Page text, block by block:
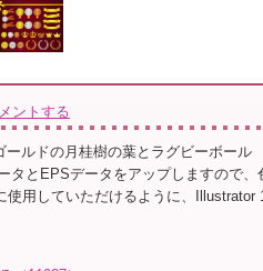
ントする
ールドの月桂樹の葉とラグビーボー
タとEPSデータをアップしますので、
使用していただけるように、Illustrator